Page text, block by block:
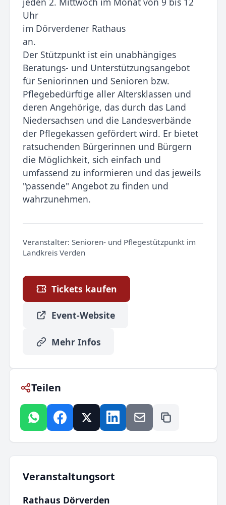
Uhr
im Dörverdener Rathaus
an.
Der Stützpunkt ist ein unabhängiges
Beratungs- und Unterstützungsangebot
für Seniorinnen und Senioren bzw.
Pflegebedürftige aller Altersklassen und
deren Angehörige, das durch das Land
Niedersachsen und die Landesverbände
der Pflegekassen gefördert wird. Er bietet
ratsuchenden Bürgerinnen und Bürgern
die Möglichkeit, sich einfach und
umfassend zu informieren und das jeweils
"passende" Angebot zu finden und
wahrzunehmen.
Veranstalter: Senioren- und Pflegestützpunkt im
Landkreis Verden
Tickets kaufen
Event-Website
Mehr Infos
Teilen
Veranstaltungsort
Rathaus Dörverden